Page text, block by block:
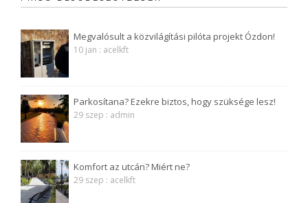
Megvalósult a közvilágítási pilóta projekt Ózdon!
10 jan : acelkft
Parkosítana? Ezekre biztos, hogy szüksége lesz!
29 szep : admin
Komfort az utcán? Miért ne?
29 szep : acelkft